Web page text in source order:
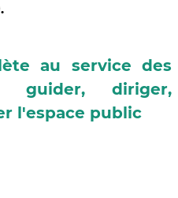
.
au service des
guider, diriger,
l'espace public